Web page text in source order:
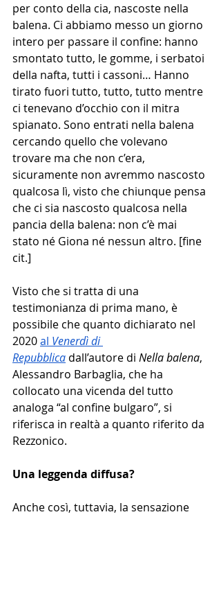
per conto della cia, nascoste nella
balena. Ci abbiamo messo un giorno
intero per passare il confine: hanno
smontato tutto, le gomme, i serbatoi
della nafta, tutti i cassoni… Hanno
tirato fuori tutto, tutto, tutto mentre
ci tenevano d’occhio con il mitra
spianato. Sono entrati nella balena
cercando quello che volevano
trovare ma che non c’era,
sicuramente non avremmo nascosto
qualcosa lì, visto che chiunque pensa
che ci sia nascosto qualcosa nella
pancia della balena: non c’è mai
stato né Giona né nessun altro. [fine
cit.]
Visto che si tratta di una
testimonianza di prima mano, è
possibile che quanto dichiarato nel
2020 al Venerdì di
Repubblica dall’autore di Nella balena,
Alessandro Barbaglia, che ha
collocato una vicenda del tutto
analoga “al confine bulgaro”, si
riferisca in realtà a quanto riferito da
Rezzonico.
Una leggenda diffusa?
Anche così, tuttavia, la sensazione